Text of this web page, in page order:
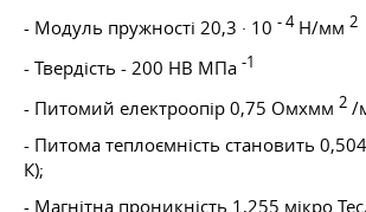
- Модуль пружності 20,3 · 10 - 4Н/мм 2
- Твердість - 200 НВ МПа -1
- Питомий електроопір 0,75 Омxмм 2 /
- Питома теплоємність становить
К);
- Магнітна проникність 1,255 мікро